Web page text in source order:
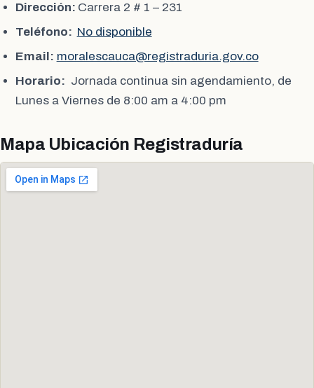
Dirección: Carrera 2 # 1 – 231
Teléfono: No disponible
Email: moralescauca@registraduria.gov.co
Horario: Jornada continua sin agendamiento, de
Lunes a Viernes de 8:00 am a 4:00 pm
Mapa Ubicación Registraduría